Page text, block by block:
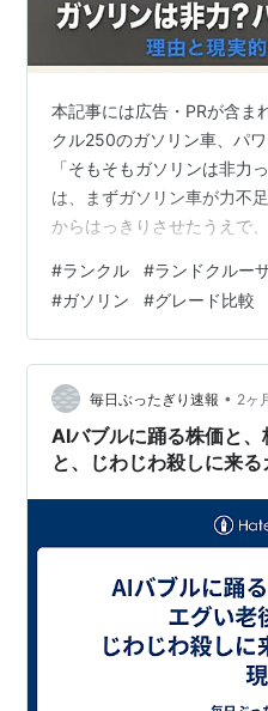
本記事には広告・PRが含ま
クル250のガソリン車、パ
「そもそもガソリンは非力
は、まずガソリン車が力不
からはっきりさせたうえで
リン車の体感は工夫である
ーゼルと同じ力強さに変わ
らこそ「自分の使い方でガ
見極めることが、後悔しな
字と使い方の両面から、順
クル250ガソリンエンジン
#ランクル #ランドクルー
#ガソリン #グレード比較
毎日ぶったぎり速報 • 2ヶ
AIバブルに踊る株価と
と、じわじわ殺しに来